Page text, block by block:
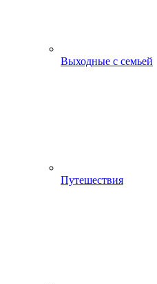
Выходные с семьей
Путешествия